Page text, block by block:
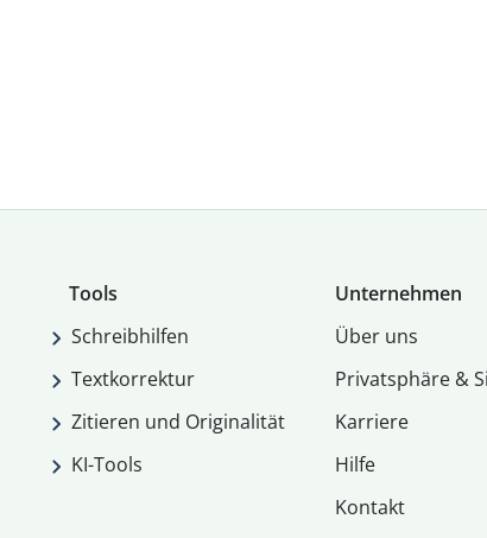
Tools
Schreibhilfen
Textkorrektur
Zitieren und Originalität
KI-Tools
Unternehmen
Über uns
Privatsphäre &
Karriere
Hilfe
Kontakt